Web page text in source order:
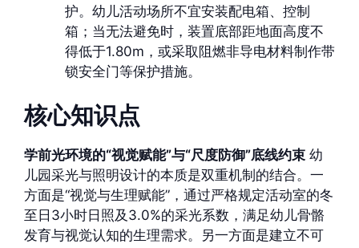
护。幼儿活动场所不宜安装配电箱、控制
箱；当无法避免时，装置底部距地面高度不
得低于1.80m，或采取阻燃非导电材料制作带
锁安全门等保护措施。
核心知识点
学前光环境的“视觉赋能”与“尺度防御”底线约束 幼
儿园采光与照明设计的本质是双重机制的结合。一
方面是“视觉与生理赋能”，通过严格规定活动室的冬
至日3小时日照及3.0%的采光系数，满足幼儿骨骼
发育与视觉认知的生理需求。另一方面是建立不可